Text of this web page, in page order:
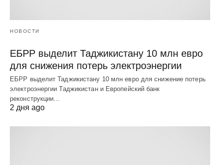
НОВОСТИ
ЕБРР выделит Таджикистану 10 млн евро
для снижения потерь электроэнергии
ЕБРР выделит Таджикистану 10 млн евро для снижение потерь
электроэнергии Таджикистан и Европейский банк
реконструкции…
2 дня ago